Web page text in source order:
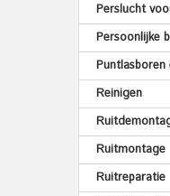
Perslucht
Persoonlijke
Puntlasboren
Reinigen
Ruitmontage
Ruitreparatie